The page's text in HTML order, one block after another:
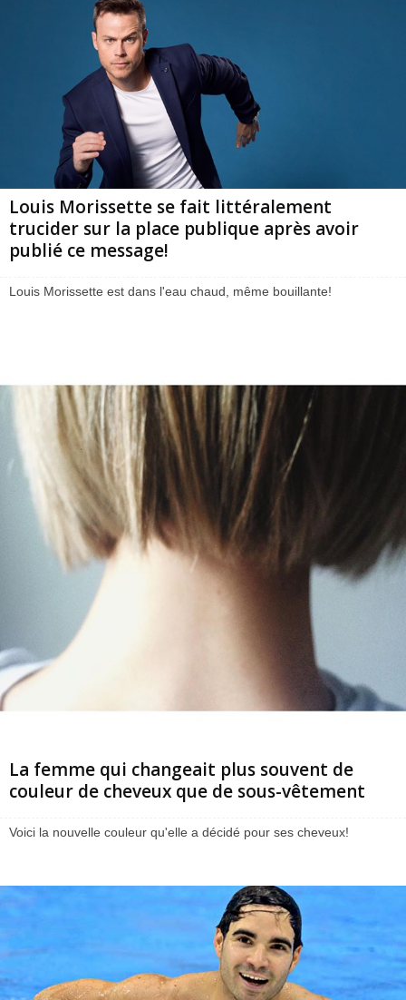
Louis Morissette se fait littéralement
trucider sur la place publique après avoir
publié ce message!
Louis Morissette est dans l'eau chaud, même bouillante!
La femme qui changeait plus souvent de
couleur de cheveux que de sous-vêtement
Voici la nouvelle couleur qu'elle a décidé pour ses cheveux!